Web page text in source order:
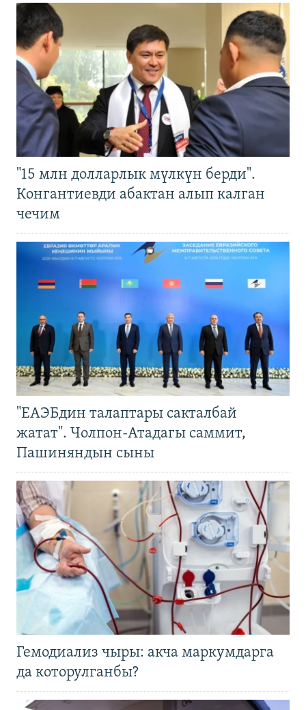
"15 млн долларлык мүлкүн берди".
Конгантиевди абактан алып калган
чечим
"ЕАЭБдин талаптары сакталбай
жатат". Чолпон-Атадагы саммит,
Пашиняндын сыны
Гемодиализ чыры: акча маркумдарга
да которулганбы?